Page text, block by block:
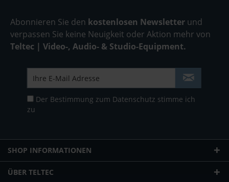
Abonnieren Sie den kostenlosen Newsletter und
verpassen Sie keine Neuigkeit oder Aktion mehr von
Teltec | Video-, Audio- & Studio-Equipment.
Der Bestimmung zum Datenschutz stimme ich
zu
SHOP INFORMATIONEN
ÜBER TELTEC